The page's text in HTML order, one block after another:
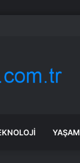
YAŞAM